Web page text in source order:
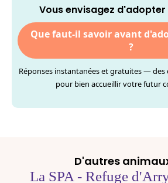
Vous envisagez d'adopter
Que faut-il savoir avant
?
Réponses instantanées et gratuites — des
pour bien accueillir votre futur
D'autres
La SPA - Refuge